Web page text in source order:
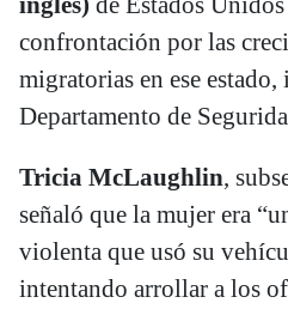
confrontación por las
migratorias en ese
Departamento de
Tricia McLaughlin,
señaló que la mujer era
violenta que usó su
intentando arrollar a los